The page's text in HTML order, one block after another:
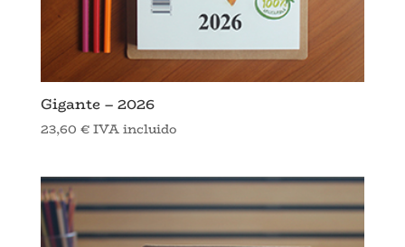
Gigante – 2026
23,60 €IVA incluido